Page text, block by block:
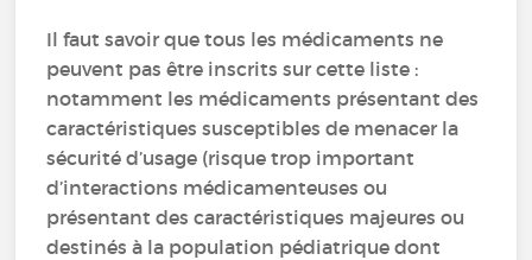
Il faut savoir que tous les médicaments ne
peuvent pas être inscrits sur cette liste :
notamment les médicaments présentant des
caractéristiques susceptibles de menacer la
sécurité d’usage (risque trop important
d’interactions médicamenteuses ou
présentant des caractéristiques majeures ou
destinés à la population pédiatrique dont